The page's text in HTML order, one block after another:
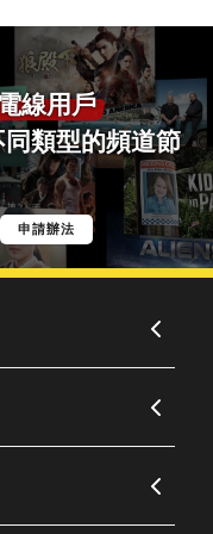
線用戶
類型的頻道節
申請辦法